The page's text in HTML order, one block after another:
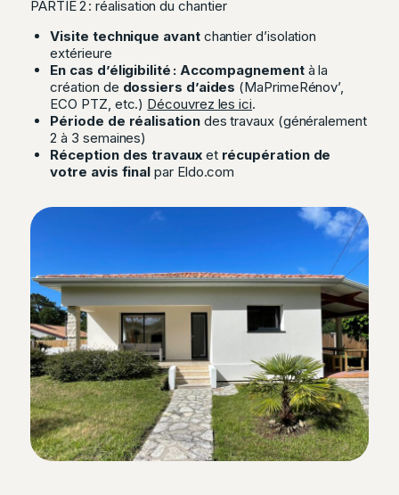
PARTIE 2 : réalisation du chantier
Visite technique avantchantier d’isolation
extérieure
En cas d’éligibilité : Accompagnementà la
création de dossiers d’aides (MaPrimeRénov’,
ECO PTZ, etc.) Découvrez les ici.
Période de réalisationdes travaux (généralement
2 à 3 semaines)
Réception des travauxet récupération de
votre avis final par Eldo.com